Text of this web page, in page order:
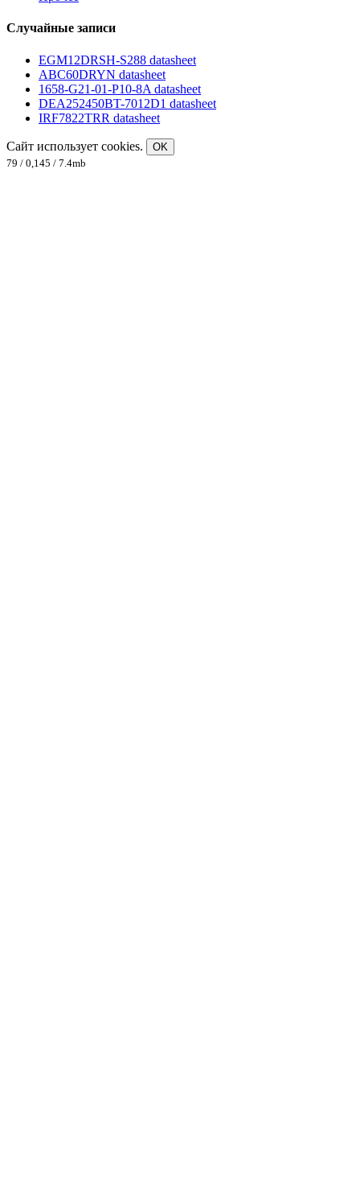
Случайные записи
EGM12DRSH-S288 datasheet
ABC60DRYN datasheet
1658-G21-01-P10-8A datasheet
DEA252450BT-7012D1 datasheet
IRF7822TRR datasheet
Сайт использует cookies.
OK
79 / 0,145 / 7.4mb